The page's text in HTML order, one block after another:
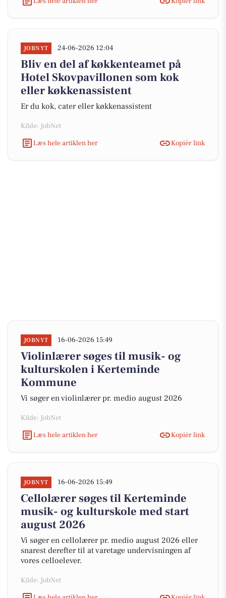
JOBNYT 24-06-2026 12:04
Bliv en del af køkkenteamet på
Hotel Skovpavillonen som kok
eller køkkenassistent
Er du kok, cater eller køkkenassistent
Kilde: JobNet
Læs hele artiklen her
Kopiér link
JOBNYT 16-06-2026 15:49
Violinlærer søges til musik- og
kulturskolen i Kerteminde
Kommune
Vi søger en violinlærer pr. medio august 2026
Kilde: JobNet
Læs hele artiklen her
Kopiér link
JOBNYT 16-06-2026 15:49
Cellolærer søges til Kerteminde
musik- og kulturskole med start
august 2026
Vi søger en cellolærer pr. medio august 2026 eller
snarest derefter til at varetage undervisningen af
vores celloelever.
Kilde: JobNet